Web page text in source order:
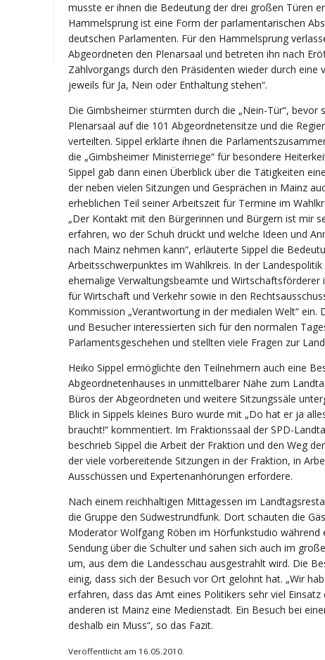
musste er ihnen die Bedeutung der drei großen Türen
Hammelsprung ist eine Form der parlamentarischen
deutschen Parlamenten. Für den Hammelsprung
Abgeordneten den Plenarsaal und betreten ihn nach
Zählvorgangs durch den Präsidenten wieder durch eine
jeweils für Ja, Nein oder Enthaltung stehen“.
Die Gimbsheimer stürmten durch die „Nein-Tür“, bevor
Plenarsaal auf die 101 Abgeordnetensitze und die
verteilten. Sippel erklärte ihnen die
die „Gimbsheimer Ministerriege“ für besondere
Sippel gab dann einen Überblick über die Tätigkeiten
der neben vielen Sitzungen und Gesprächen in Mainz
erheblichen Teil seiner Arbeitszeit für Termine im
„Der Kontakt mit den Bürgerinnen und Bürgern ist mir
erfahren, wo der Schuh drückt und welche Ideen und
nach Mainz nehmen kann“, erläuterte Sippel die
Arbeitsschwerpunktes im Wahlkreis. In der
ehemalige Verwaltungsbeamte und Wirtschaftsförderer
für Wirtschaft und Verkehr sowie in den
Kommission „Verantwortung in der medialen Welt“ ein.
und Besucher interessierten sich für den normalen
Parlamentsgeschehen und stellten viele Fragen zur
Heiko Sippel ermöglichte den Teilnehmern auch eine
Abgeordnetenhauses in unmittelbarer Nähe zum
Büros der Abgeordneten und weitere Sitzungssäle
Blick in Sippels kleines Büro wurde mit „Do hat er ja
braucht!“ kommentiert. Im Fraktionssaal der SPD-
beschrieb Sippel die Arbeit der Fraktion und den Weg
der viele vorbereitende Sitzungen in der Fraktion, in
Ausschüssen und Expertenanhörungen erfordere.
Nach einem reichhaltigen Mittagessen im
die Gruppe den Südwestrundfunk. Dort schauten die
Moderator Wolfgang Röben im Hörfunkstudio während
Sendung über die Schulter und sahen sich auch im
um, aus dem die Landesschau ausgestrahlt wird. Die
einig, dass sich der Besuch vor Ort gelohnt hat. „Wir
erfahren, dass das Amt eines Politikers sehr viel
anderen ist Mainz eine Medienstadt. Ein Besuch bei
deshalb ein Muss“, so das Fazit.
Veröffentlicht am 16.05.2010.